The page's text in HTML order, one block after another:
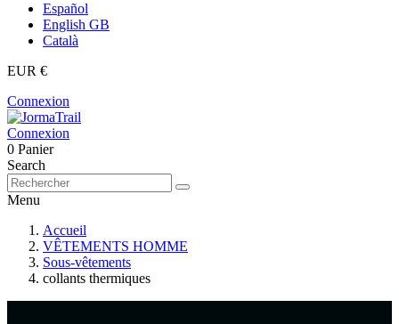
Español
English GB
Català
EUR €
Connexion
Connexion
0 Panier
Search
Menu
Accueil
VÊTEMENTS HOMME
Sous-vêtements
collants thermiques